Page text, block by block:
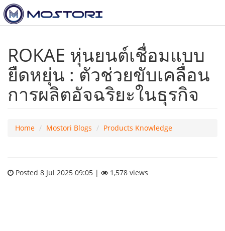
ROKAE หุ่นยนต์เชื่อมแบบ
ยืดหยุ่น : ตัวช่วยขับเคลื่อน
การผลิตอัจฉริยะในธุรกิจ
Home Mostori Blogs Products Knowledge
Posted 8 Jul 2025 09:05 | 1,578 views